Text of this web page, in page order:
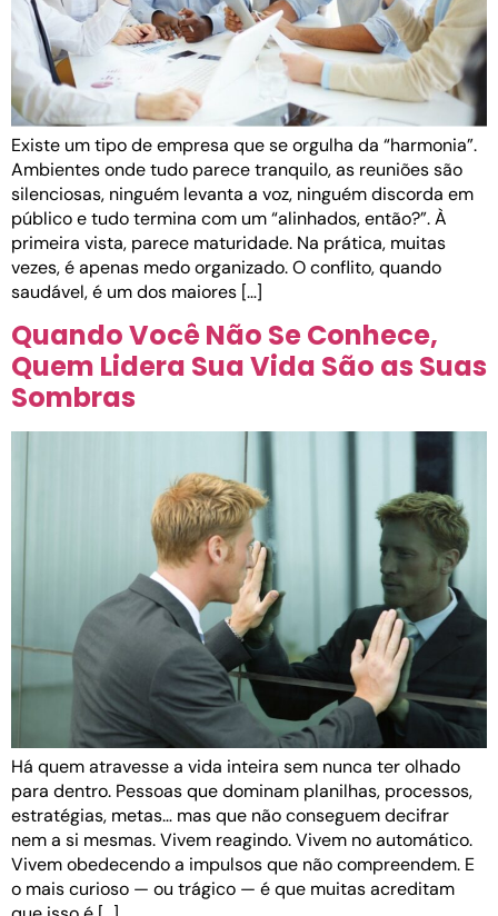
Existe um tipo de empresa que se orgulha da “harmonia”.
Ambientes onde tudo parece tranquilo, as reuniões são
silenciosas, ninguém levanta a voz, ninguém discorda em
público e tudo termina com um “alinhados, então?”. À
primeira vista, parece maturidade. Na prática, muitas
vezes, é apenas medo organizado. O conflito, quando
saudável, é um dos maiores […]
Quando Você Não Se Conhece,
Quem Lidera Sua Vida São as Suas
Sombras
Há quem atravesse a vida inteira sem nunca ter olhado
para dentro. Pessoas que dominam planilhas, processos,
estratégias, metas… mas que não conseguem decifrar
nem a si mesmas. Vivem reagindo. Vivem no automático.
Vivem obedecendo a impulsos que não compreendem. E
o mais curioso — ou trágico — é que muitas acreditam